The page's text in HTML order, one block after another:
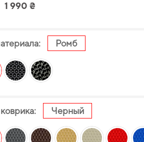
1 990 ₴
Ромб
Черный